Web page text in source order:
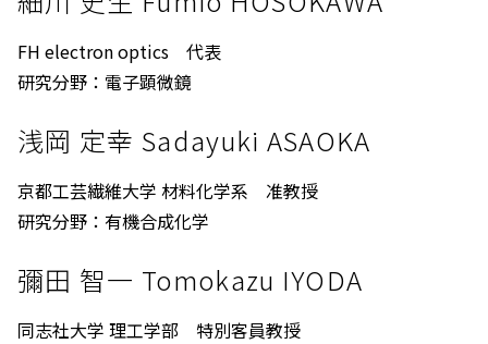
FH electron optics 代表
研究分野：電子顕微鏡
浅岡 定幸 Sadayuki ASAOKA
京都工芸繊維大学 材料化学系 准教授
研究分野：有機合成化学
彌田 智一 Tomokazu IYODA
同志社大学 理工学部 特別客員教授